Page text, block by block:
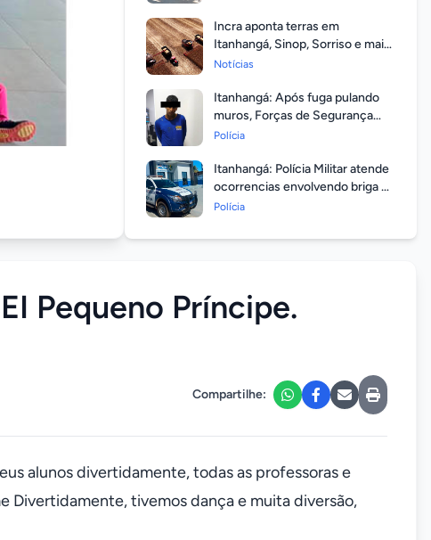
Incra aponta terras em
Itanhangá, Sinop, Sorriso e mais
14 entre as com maior
Notícias
Itanhangá: Após fuga pulando
muros, Forças de Segurança
prendem homem com mandato
Polícia
Itanhangá: Polícia Militar atende
ocorrencias envolvendo briga de
casais durante feriado
Polícia
Pequeno Príncipe.
Compartilhe:
alunos divertidamente, todas as professoras e
Divertidamente, tivemos dança e muita diversão,